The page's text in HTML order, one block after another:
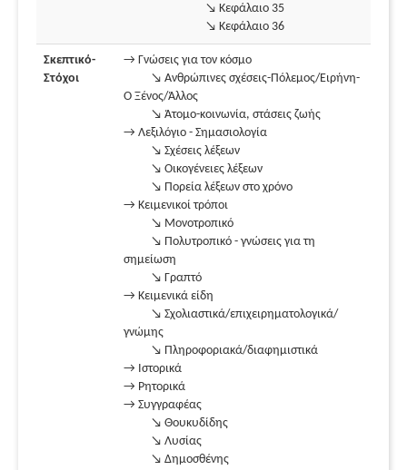
↘ Κεφάλαιο 35
↘ Κεφάλαιο 36
Σκεπτικό-
Στόχοι
→ Γνώσεις για τον κόσμο
↘ Ανθρώπινες σχέσεις-Πόλεμος/Ειρήνη-
Ο Ξένος/Άλλος
↘ Άτομο-κοινωνία, στάσεις ζωής
→ Λεξιλόγιο - Σημασιολογία
↘ Σχέσεις λέξεων
↘ Οικογένειες λέξεων
↘ Πορεία λέξεων στο χρόνο
→ Κειμενικοί τρόποι
↘ Μονοτροπικό
↘ Πολυτροπικό - γνώσεις για τη
σημείωση
↘ Γραπτό
→ Κειμενικά είδη
↘ Σχολιαστικά/επιχειρηματολογικά/
γνώμης
↘ Πληροφοριακά/διαφημιστικά
→ Ιστορικά
→ Ρητορικά
→ Συγγραφέας
↘ Θουκυδίδης
↘ Λυσίας
↘ Δημοσθένης